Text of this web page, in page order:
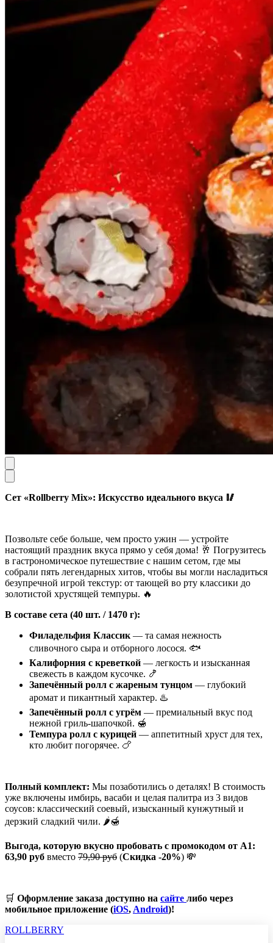
Сет «Rollberry Mix»: Искусство идеального вкуса 🥢
Позвольте себе больше, чем просто ужин — устройте
настоящий праздник вкуса прямо у себя дома! 🥂 Погрузитесь
в гастрономическое путешествие с нашим сетом, где мы
собрали пять легендарных хитов, чтобы вы могли насладиться
безупречной игрой текстур: от тающей во рту классики до
золотистой хрустящей темпуры. 🔥
В составе сета (40 шт. / 1470 г):
Филадельфия Классик — та самая нежность
сливочного сыра и отборного лосося. 🐟
Калифорния с креветкой — легкость и изысканная
свежесть в каждом кусочке. 🍤
Запечённый ролл с жареным тунцом — глубокий
аромат и пикантный характер. ♨️
Запечённый ролл с угрём — премиальный вкус под
нежной гриль-шапочкой. 🍯
Темпура ролл с курицей — аппетитный хруст для тех,
кто любит погорячее. 🍗
Полный комплект: Мы позаботились о деталях! В стоимость
уже включены имбирь, васаби и целая палитра из 3 видов
соусов: классический соевый, изысканный кунжутный и
дерзкий сладкий чили. 🌶️🍯
Выгода, которую вкусно пробовать с промокодом от А1:
63,90 руб вместо 79,90 руб (Скидка -20%) 💸
🛒 Оформление заказа доступно на сайте либо через
мобильное приложение (iOS, Android)!
ROLLBERRY